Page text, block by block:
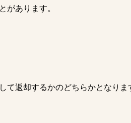
があります。
て返却するかのどちらかとなりま